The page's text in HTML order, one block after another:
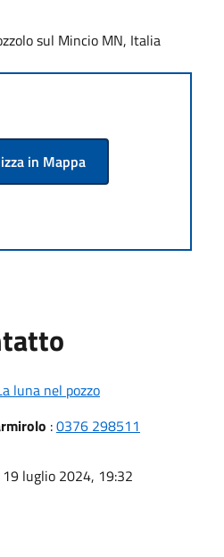
sul Mincio MN, Italia
in Mappa
luna nel pozzo
:0376 298511
19 luglio 2024, 19:32